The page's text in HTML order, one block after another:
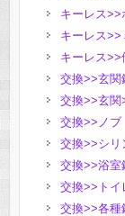
キーレス
キーレス
キーレス
交換>>玄関
交換>>玄関
交換>>ノブ
交換>>シリ
交換>>浴室
交換>>トイ
交換>>各種